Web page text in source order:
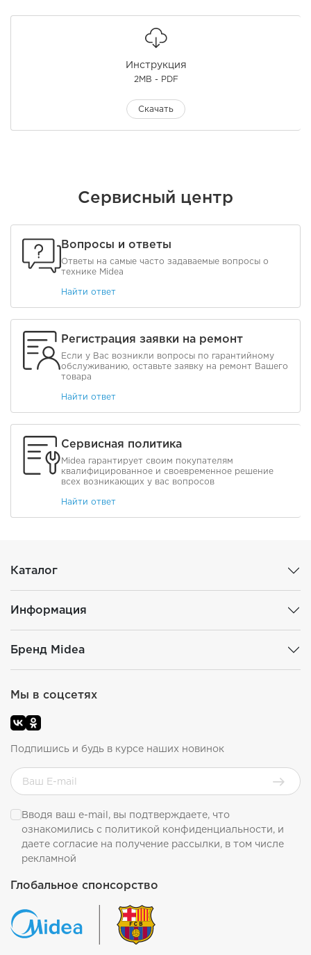
Инструкция
2MB - PDF
Скачать
Сервисный центр
Вопросы и ответы
Ответы на самые часто задаваемые вопросы о
технике Midea
Найти ответ
Регистрация заявки на ремонт
Если у Вас возникли вопросы по гарантийному
обслуживанию, оставьте заявку на ремонт Вашего
товара
Найти ответ
Сервисная политика
Midea гарантирует своим покупателям
квалифицированное и своевременное решение
всех возникающих у вас вопросов
Найти ответ
Каталог
Информация
Бренд Midea
Глобальное спонсорство
Мы в соцсетях
Подпишись и будь в курсе наших новинок
Вводя ваш e-mail, вы подтверждаете, что
ознакомились с политикой конфиденциальности, и
даете согласие на получение рассылки, в том числе
рекламной